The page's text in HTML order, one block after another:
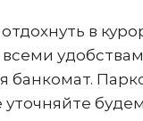
в
банкомат.